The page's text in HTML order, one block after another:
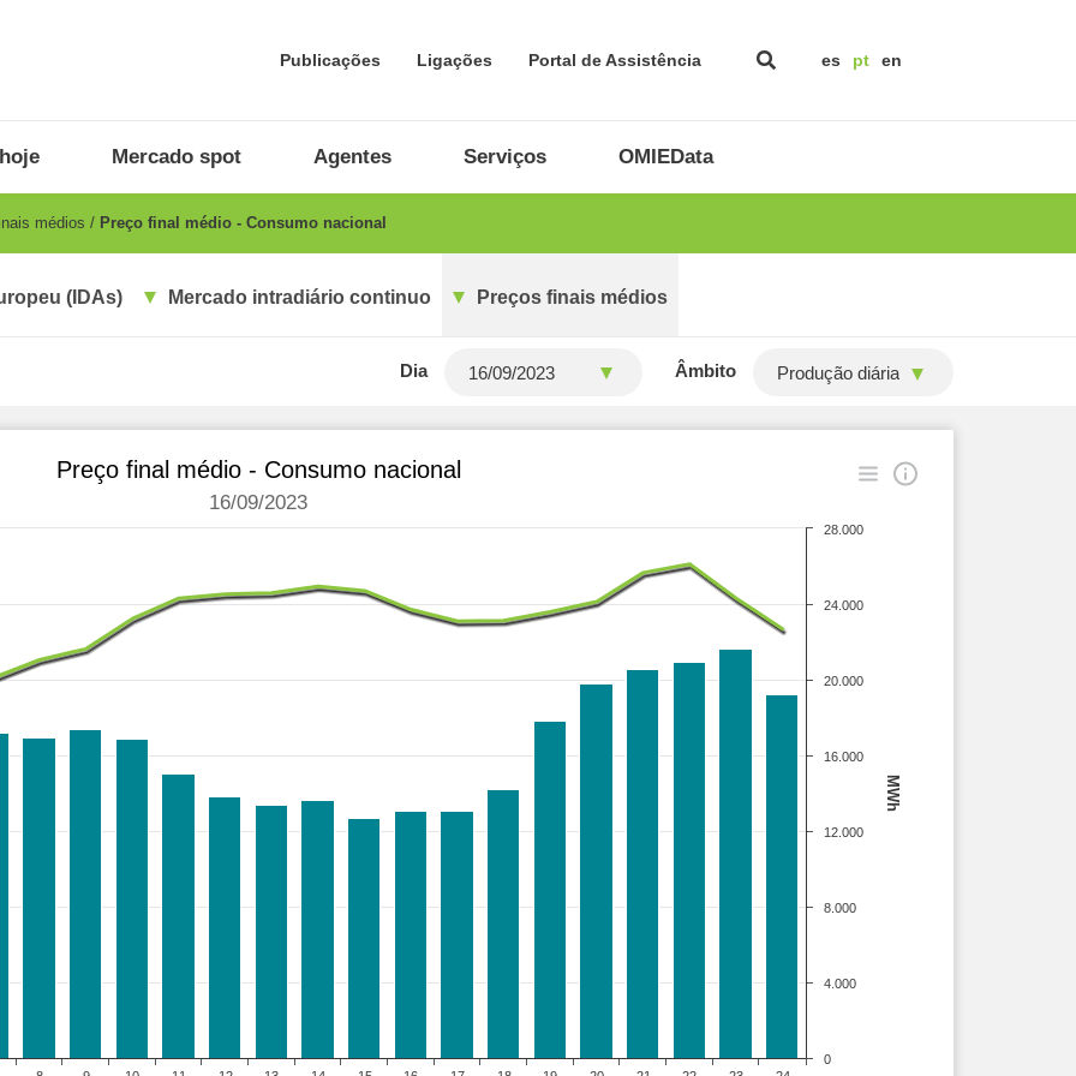
Publicações Ligações Portal de Assistência es pt en
Mercado spot Agentes Serviços OMIEData
médios Preço final médio - Consumo nacional
(IDAs) Mercado intradiário continuo Preços finais médios
Dia Âmbito Produção diária
MWh
Preço final médio - Consumo nacional
16/09/2023
0
4.000
8.000
12.000
16.000
20.000
24.000
28.000